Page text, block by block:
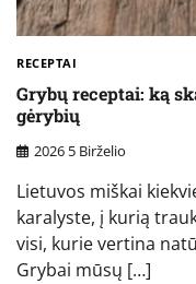
RECEPTAI
Grybų receptai: ką
gėrybių
2026 5 Birželio
Lietuvos miškai
karalyste, į kurią
visi, kurie vertina
Grybai mūsų […]